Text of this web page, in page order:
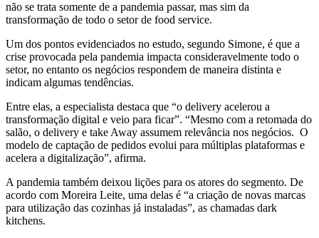
não se trata somente de a pandemia passar, mas sim da
transformação de todo o setor de food service.
Um dos pontos evidenciados no estudo, segundo Simone, é que a
crise provocada pela pandemia impacta consideravelmente todo o
setor, no entanto os negócios respondem de maneira distinta e
indicam algumas tendências.
Entre elas, a especialista destaca que “o delivery acelerou a
transformação digital e veio para ficar”. “Mesmo com a retomada do
salão, o delivery e take Away assumem relevância nos negócios. O
modelo de captação de pedidos evolui para múltiplas plataformas e
acelera a digitalização”, afirma.
A pandemia também deixou lições para os atores do segmento. De
acordo com Moreira Leite, uma delas é “a criação de novas marcas
para utilização das cozinhas já instaladas”, as chamadas dark
kitchens.